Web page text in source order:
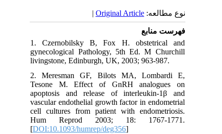
نوع مطالعه:Original Article
|
فهرست منابع
1. Czernobilsky B, Fox H. obstetrical and
gynecological Pathology, 5th Ed. M Churchill
livingstone, Edinburgh, UK, 2003; 963-987.
2. Meresman GF, Bilots MA, Lombardi E,
Tesone M. Effect of GnRH analogues on
apoptosis and release of interleukin-1β and
vascular endothelial growth factor in endometrial
cell cultures from patient with endometriosis.
Hum Reprod 2003; 18: 1767-1771.
[DOI:10.1093/humrep/deg356